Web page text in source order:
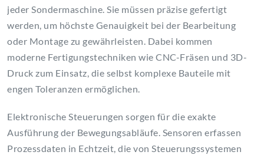
jeder Sondermaschine. Sie müssen präzise gefertigt
werden, um höchste Genauigkeit bei der Bearbeitung
oder Montage zu gewährleisten. Dabei kommen
moderne Fertigungstechniken wie CNC-Fräsen und 3D-
Druck zum Einsatz, die selbst komplexe Bauteile mit
engen Toleranzen ermöglichen.
Elektronische Steuerungen sorgen für die exakte
Ausführung der Bewegungsabläufe. Sensoren erfassen
Prozessdaten in Echtzeit, die von Steuerungssystemen